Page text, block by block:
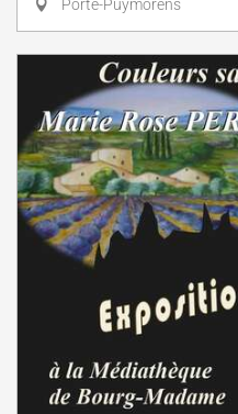
Porté-Puymorens